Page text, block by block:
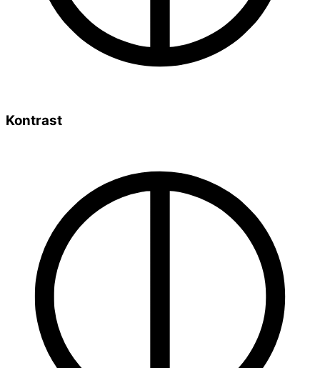
Kontrast